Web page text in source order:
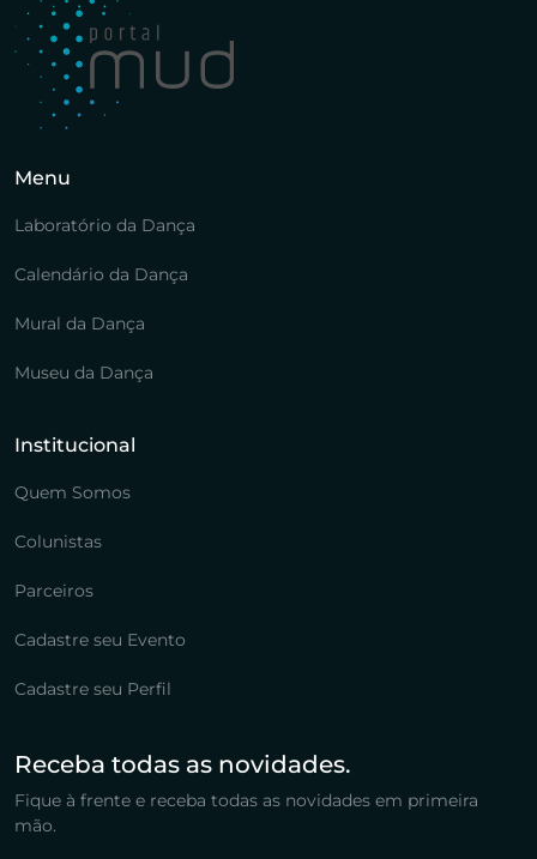
Menu
Laboratório da Dança
Calendário da Dança
Mural da Dança
Museu da Dança
Institucional
Quem Somos
Colunistas
Parceiros
Cadastre seu Evento
Cadastre seu Perfil
Receba todas as novidades.
Fique à frente e receba todas as novidades em primeira
mão.